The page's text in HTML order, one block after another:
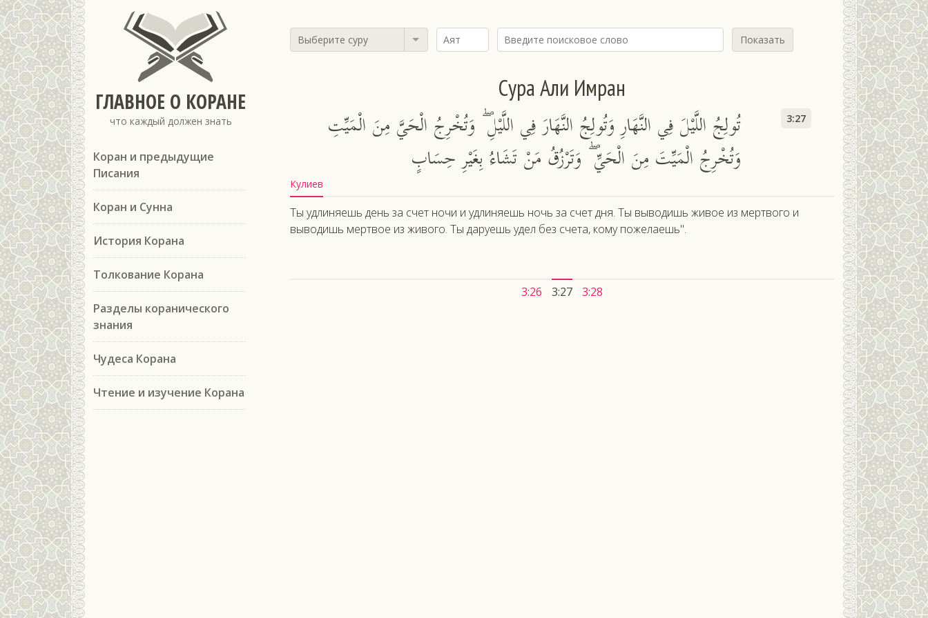
ГЛАВНОЕ О КОРАНЕ
что каждый должен знать
Коран и предыдущие
Писания
Коран и Сунна
История Корана
Толкование Корана
Разделы коранического
знания
Чудеса Корана
Чтение и изучение Корана
Выберите суру Показать
Сура Али Имран
تُولِجُ اللَّيْلَ فِي النَّهَارِ وَتُولِجُ النَّهَارَ فِي اللَّيْلِ ۖ وَتُخْرِجُ الْحَيَّ مِنَ الْمَيِّتِ
وَتُخْرِجُ الْمَيِّتَ مِنَ الْحَيِّ ۖ وَتَرْزُقُ مَنْ تَشَاءُ بِغَيْرِ حِسَابٍ
3:27
Кулиев
Ты удлиняешь день за счет ночи и удлиняешь ночь за счет дня. Ты выводишь живое из мертвого и
выводишь мертвое из живого. Ты даруешь удел без счета, кому пожелаешь".
3:26 3:27 3:28